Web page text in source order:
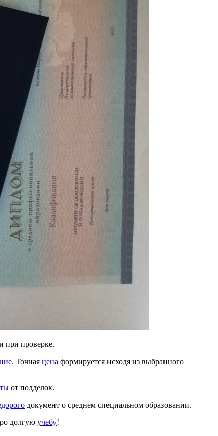
при проверке.
. Точная цена формируется исходя из выбранного
от подделок.
документ о среднем специальном образовании.
долгую учебу!